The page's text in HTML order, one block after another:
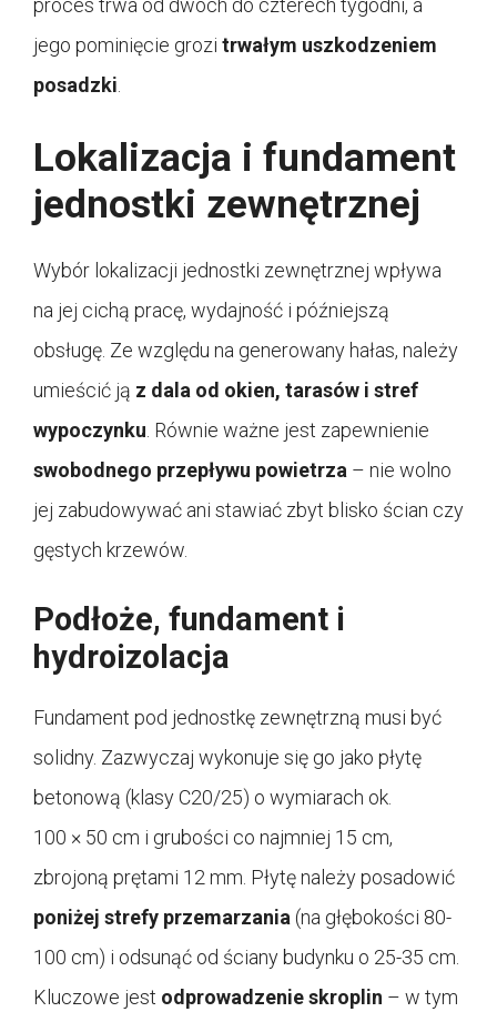
proces trwa od dwóch do czterech tygodni, a
jego pominięcie grozi trwałym uszkodzeniem
posadzki.
Lokalizacja i fundament
jednostki zewnętrznej
Wybór lokalizacji jednostki zewnętrznej wpływa
na jej cichą pracę, wydajność i późniejszą
obsługę. Ze względu na generowany hałas, należy
umieścić ją z dala od okien, tarasów i stref
wypoczynku. Równie ważne jest zapewnienie
swobodnego przepływu powietrza – nie wolno
jej zabudowywać ani stawiać zbyt blisko ścian czy
gęstych krzewów.
Podłoże, fundament i
hydroizolacja
Fundament pod jednostkę zewnętrzną musi być
solidny. Zazwyczaj wykonuje się go jako płytę
betonową (klasy C20/25) o wymiarach ok.
100 × 50 cm i grubości co najmniej 15 cm,
zbrojoną prętami 12 mm. Płytę należy posadowić
poniżej strefy przemarzania (na głębokości 80-
100 cm) i odsunąć od ściany budynku o 25-35 cm.
Kluczowe jest odprowadzenie skroplin – w tym